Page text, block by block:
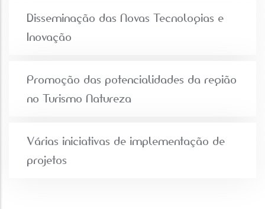
Disseminação das Novas Tecnologias e
Inovação
Promoção das potencialidades da região
no Turismo Natureza
Várias iniciativas de implementação de
projetos